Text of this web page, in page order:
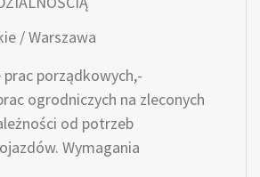
/ Warszawa
porządkowych,-
ogrodniczych na zleconych
od potrzeb
Wymagania